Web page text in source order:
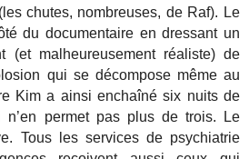
chutes, nombreuses, de Raf). Le
du documentaire en dressant un
(et malheureusement réaliste) de
qui se décompose même au
Kim a ainsi enchaîné six nuits de
permet pas plus de trois. Le
Tous les services de psychiatrie